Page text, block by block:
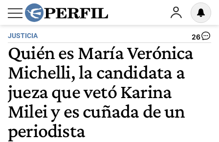
JUSTICIA 26
Quién es María Verónica
Michelli, la candidata a
jueza que vetó Karina
Milei y es cuñada de un
periodista